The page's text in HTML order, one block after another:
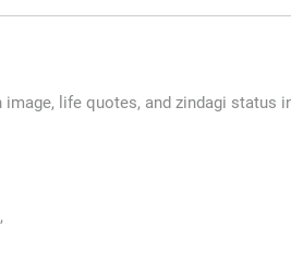
life quotes, and zindagi status